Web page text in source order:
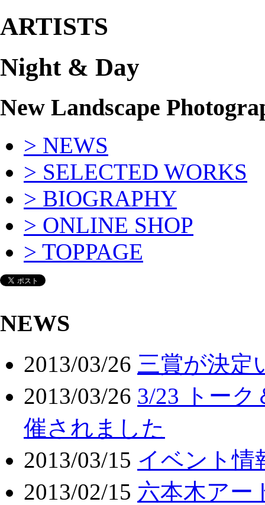
ARTISTS
Night & Day
New Landscape
> NEWS
> SELECTED WORKS
> BIOGRAPHY
> ONLINE SHOP
> TOPPAGE
NEWS
2013/03/26 三賞が決定
2013/03/26 3/23 トー
催されました
2013/03/15 イベント情
2013/02/15 六本木アー